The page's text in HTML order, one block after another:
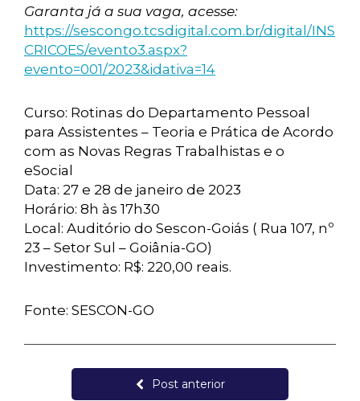
Garanta já a sua vaga, acesse:
https://sescongo.tcsdigital.com.br/digital/INS
CRICOES/evento3.aspx?
evento=001/2023&idativa=14
Curso: Rotinas do Departamento Pessoal
para Assistentes – Teoria e Prática de Acordo
com as Novas Regras Trabalhistas e o
eSocial
Data: 27 e 28 de janeiro de 2023
Horário: 8h às 17h30
Local: Auditório do Sescon-Goiás ( Rua 107, nº
23 – Setor Sul – Goiânia-GO)
Investimento: R$: 220,00 reais.
Fonte: SESCON-GO
Post anterior